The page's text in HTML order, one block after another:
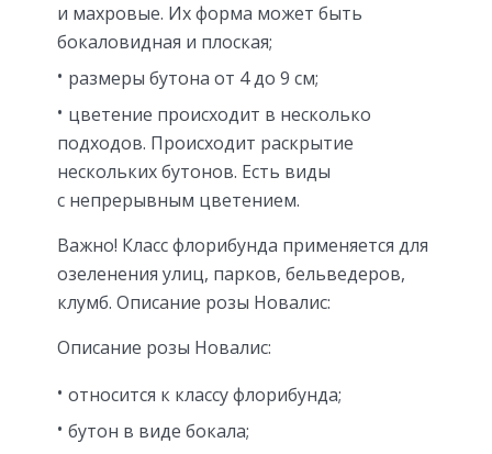
и махровые. Их форма может быть
бокаловидная и плоская;
размеры бутона от 4 до 9 см;
цветение происходит в несколько
подходов. Происходит раскрытие
нескольких бутонов. Есть виды
с непрерывным цветением.
Важно! Класс флорибунда применяется для
озеленения улиц, парков, бельведеров,
клумб. Описание розы Новалис:
Описание розы Новалис:
относится к классу флорибунда;
бутон в виде бокала;